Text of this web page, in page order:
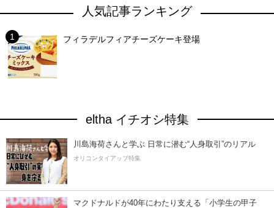
人気記事ランキング
フィラデルフィアチーズケーキ登場
eltha イチオシ特集
川島海荷さんと学ぶ 日常に潜む“人身取引”のリアル
オリコンタイアップ特集
マクドナルドが40年にわたり支える「小学生の甲子